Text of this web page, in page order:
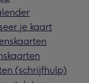
je kaart
(schrijfhulp)